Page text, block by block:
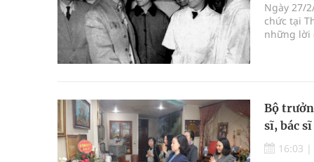
Ngày 27/
chức tại
những lời
Bộ
sĩ, bác
16:03 |